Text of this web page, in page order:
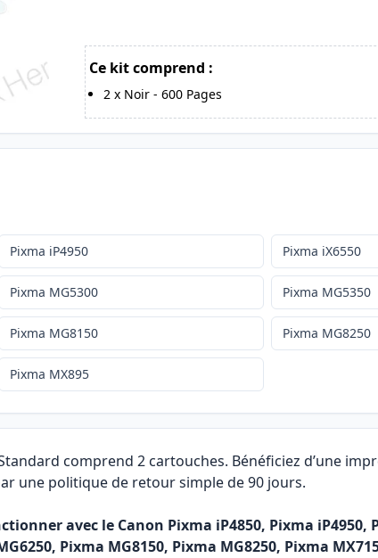
Ce kit comprend :
2x Noir- 600 Pages
comprend 2 cartouches. Bénéficiez d’une
une politique de retour simple de 90 jours.
avec le Canon Pixma iP4850, Pixma iP4950,
Pixma MG8150, Pixma MG8250, Pixma
Pixma iP4950 Pixma iX6550
Pixma MG5300 Pixma MG5350
Pixma MG8150 Pixma MG8250
Pixma MX895